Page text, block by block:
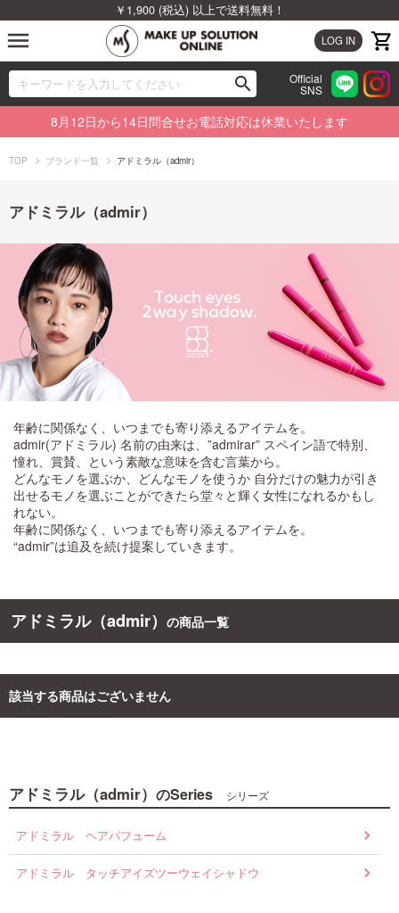
￥1,900 (税込) 以上で送料無料！
LOG IN
menu
search
00
Official
SNS
ブランドから探す
カテゴリから探す
特集から探す
ビューティジャーナルから探す
ご利用ガイド
お問い合わせ
ログイン・新規会員登録
8月12日から14日問合せお電話対応は休業いたします
TOP ブランド一覧 アドミラル（admir）
アドミラル（admir）
年齢に関係なく、いつまでも寄り添えるアイテムを。
admir(アドミラル) 名前の由来は、”admirar” スペイン語で特別、
憧れ、賞賛、という素敵な意味を含む言葉から。
どんなモノを選ぶか、どんなモノを使うか 自分だけの魅力が引き
出せるモノを選ぶことができたら堂々と輝く女性になれるかもし
れない。
年齢に関係なく、いつまでも寄り添えるアイテムを。
“admir”は追及を続け提案していきます。
アドミラル（admir） の商品一覧
該当する商品はございません
アドミラル（admir） のSeries シリーズ
アドミラル ヘアパフューム
アドミラル タッチアイズツーウェイシャドウ